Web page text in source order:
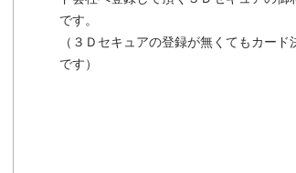
です。
（３Ｄセキュアの登録が無くてもカード
です）